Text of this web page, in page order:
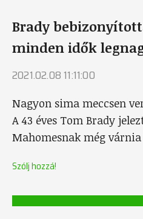
Brady
minden idők
2021.02.08 11:11:00
Nagyon sima meccsen
A 43 éves Tom Brady
Mahomesnak még
Szólj hozzá!